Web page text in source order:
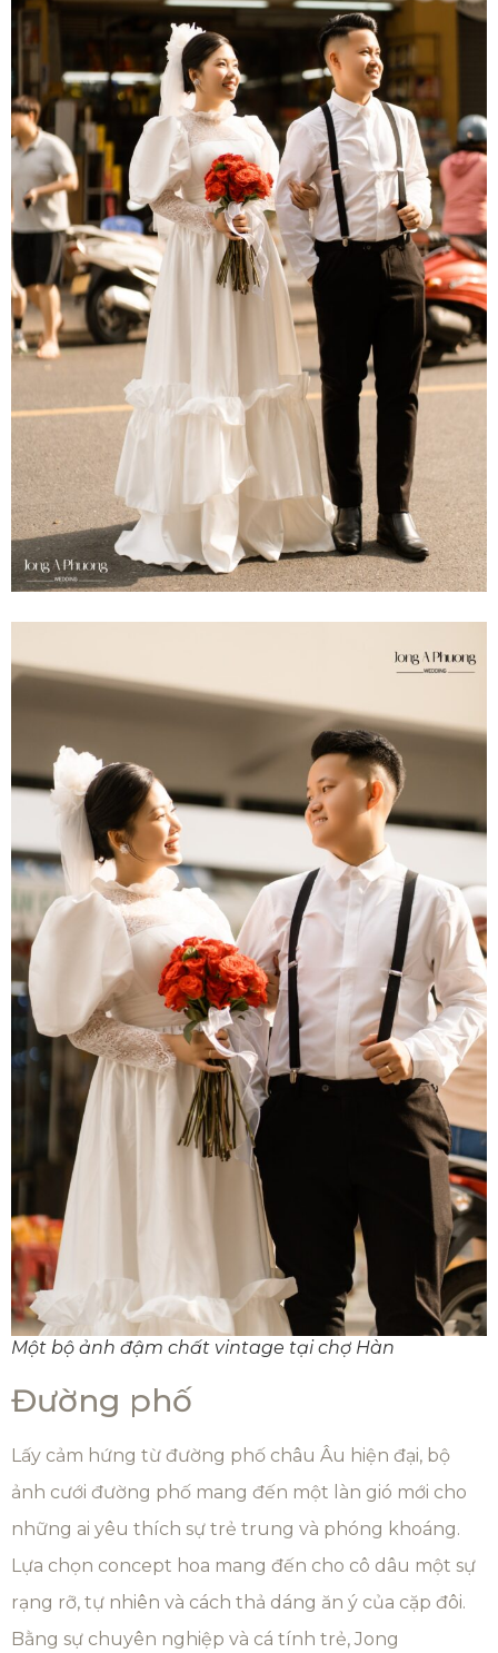
Một bộ ảnh đậm chất vintage tại chợ Hàn
Đường phố
Lấy cảm hứng từ đường phố châu Âu hiện đại, bộ
ảnh cưới đường phố mang đến một làn gió mới cho
những ai yêu thích sự trẻ trung và phóng khoáng.
Lựa chọn concept hoa mang đến cho cô dâu một sự
rạng rỡ, tự nhiên và cách thả dáng ăn ý của cặp đôi.
Bằng sự chuyên nghiệp và cá tính trẻ, Jong